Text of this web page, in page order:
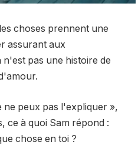
choses prennent une
assurant aux
pas une histoire de
ne peux pas l'expliquer »,
ce à quoi Sam répond :
chose en toi ?